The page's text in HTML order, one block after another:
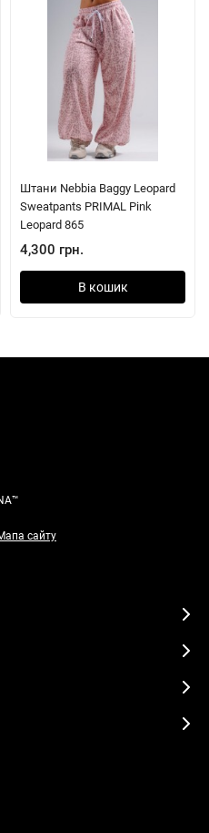
Штани Nebbia Baggy Leopard
Sweatpants PRIMAL Pink
Leopard 865
4,300 грн.
В кошик
сайту